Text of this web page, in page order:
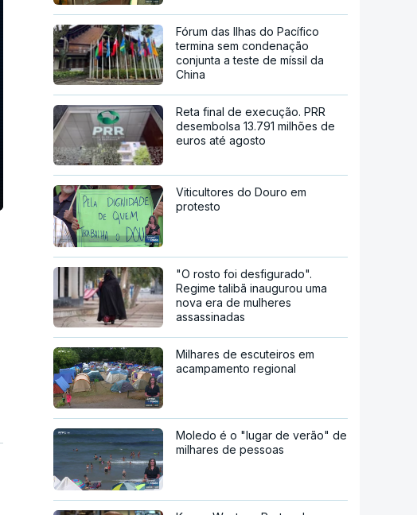
Fórum das Ilhas do Pacífico
termina sem condenação
conjunta a teste de míssil da
China
Reta final de execução. PRR
desembolsa 13.791 milhões de
euros até agosto
Viticultores do Douro em
protesto
"O rosto foi desfigurado".
Regime talibã inaugurou uma
nova era de mulheres
assassinadas
Milhares de escuteiros em
acampamento regional
Moledo é o "lugar de verão" de
milhares de pessoas